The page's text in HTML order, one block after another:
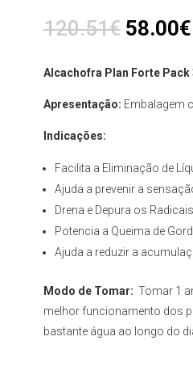
120.51€ 58.00€
Alcachofra Plan Forte
Apresentação: Embalagem
Indicações:
Facilita a Eliminação de
Ajuda a prevenir a
Drena e Depura os
Potencia a Queima de
Ajuda a reduzir a
Modo de Tomar: Tomar 1
melhor funcionamento dos
bastante água ao longo do